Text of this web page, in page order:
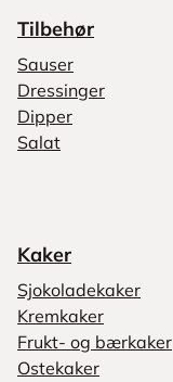
Tilbehør
Sauser
Dressinger
Dipper
Salat
Kaker
Sjokoladekaker
Kremkaker
Frukt- og bærkaker
Ostekaker